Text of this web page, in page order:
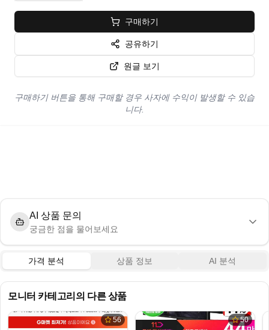
구매하기
공유하기
원글 보기
구매하기 버튼을 통해 구매할 경우 사자에 수익이 발생할 수 있습
니다.
AI 상품 문의
궁금한 점을 물어보세요
가격 분석 상품 정보 AI 분석
모니터 카테고리의 다른 상품
56 50